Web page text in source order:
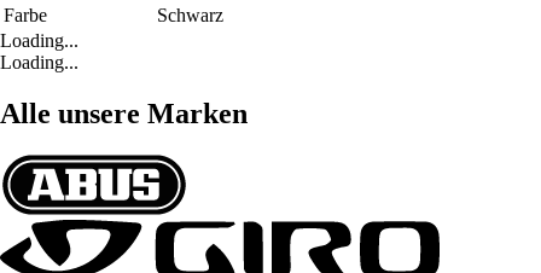
Farbe
Schwarz
Loading...
Loading...
Alle unsere Marken